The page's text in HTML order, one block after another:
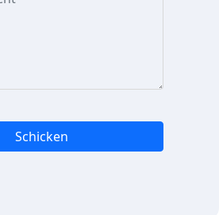
Schicken